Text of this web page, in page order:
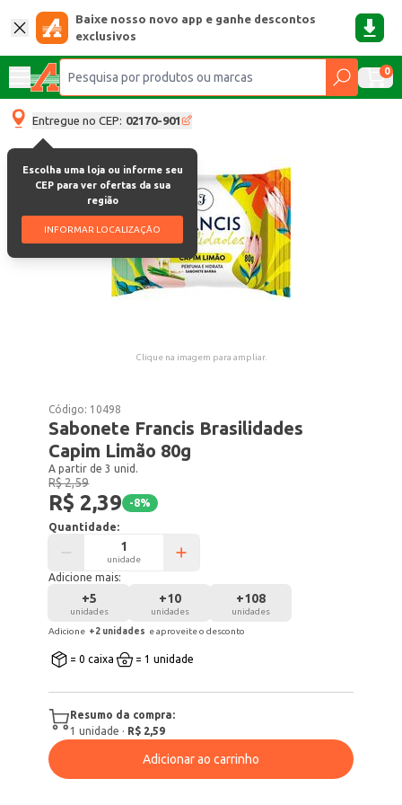
Baixe nosso novo app e ganhe descontos
exclusivos
0
Entregue no CEP: 02170-901
Escolha uma loja ou informe seu
CEP para ver ofertas da sua
região
INFORMAR LOCALIZAÇÃO
Clique na imagem para ampliar.
Código: 10498
Sabonete Francis Brasilidades
Capim Limão 80g
A partir de 3 unid.
R$ 2,59
R$ 2,39 -8%
Quantidade:
unidade
Adicione mais:
+5
unidades
+10
unidades
+108
unidades
Adicione +2 unidades e aproveite o desconto
= 0 caixa = 1 unidade
Resumo da compra:
1 unidade · R$ 2,59
Adicionar ao carrinho